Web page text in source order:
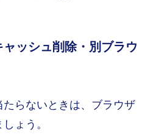
ッシュ削除・別ブラウ
らないときは、ブラウザ
ょう。